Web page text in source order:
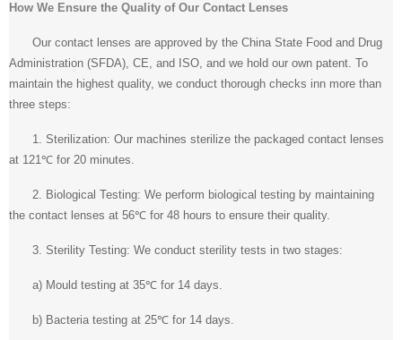
How We Ensure the Quality of Our Contact Lenses
Our contact lenses are approved by the China State Food and Drug
Administration (SFDA), CE, and ISO, and we hold our own patent. To
maintain the highest quality, we conduct thorough checks inn more than
three steps:
1. Sterilization: Our machines sterilize the packaged contact lenses
at 121℃ for 20 minutes.
2. Biological Testing: We perform biological testing by maintaining
the contact lenses at 56℃ for 48 hours to ensure their quality.
3. Sterility Testing: We conduct sterility tests in two stages:
a) Mould testing at 35℃ for 14 days.
b) Bacteria testing at 25℃ for 14 days.